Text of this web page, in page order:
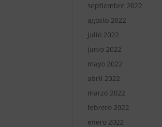
septiembre 2022
agosto 2022
julio 2022
junio 2022
mayo 2022
abril 2022
marzo 2022
febrero 2022
enero 2022